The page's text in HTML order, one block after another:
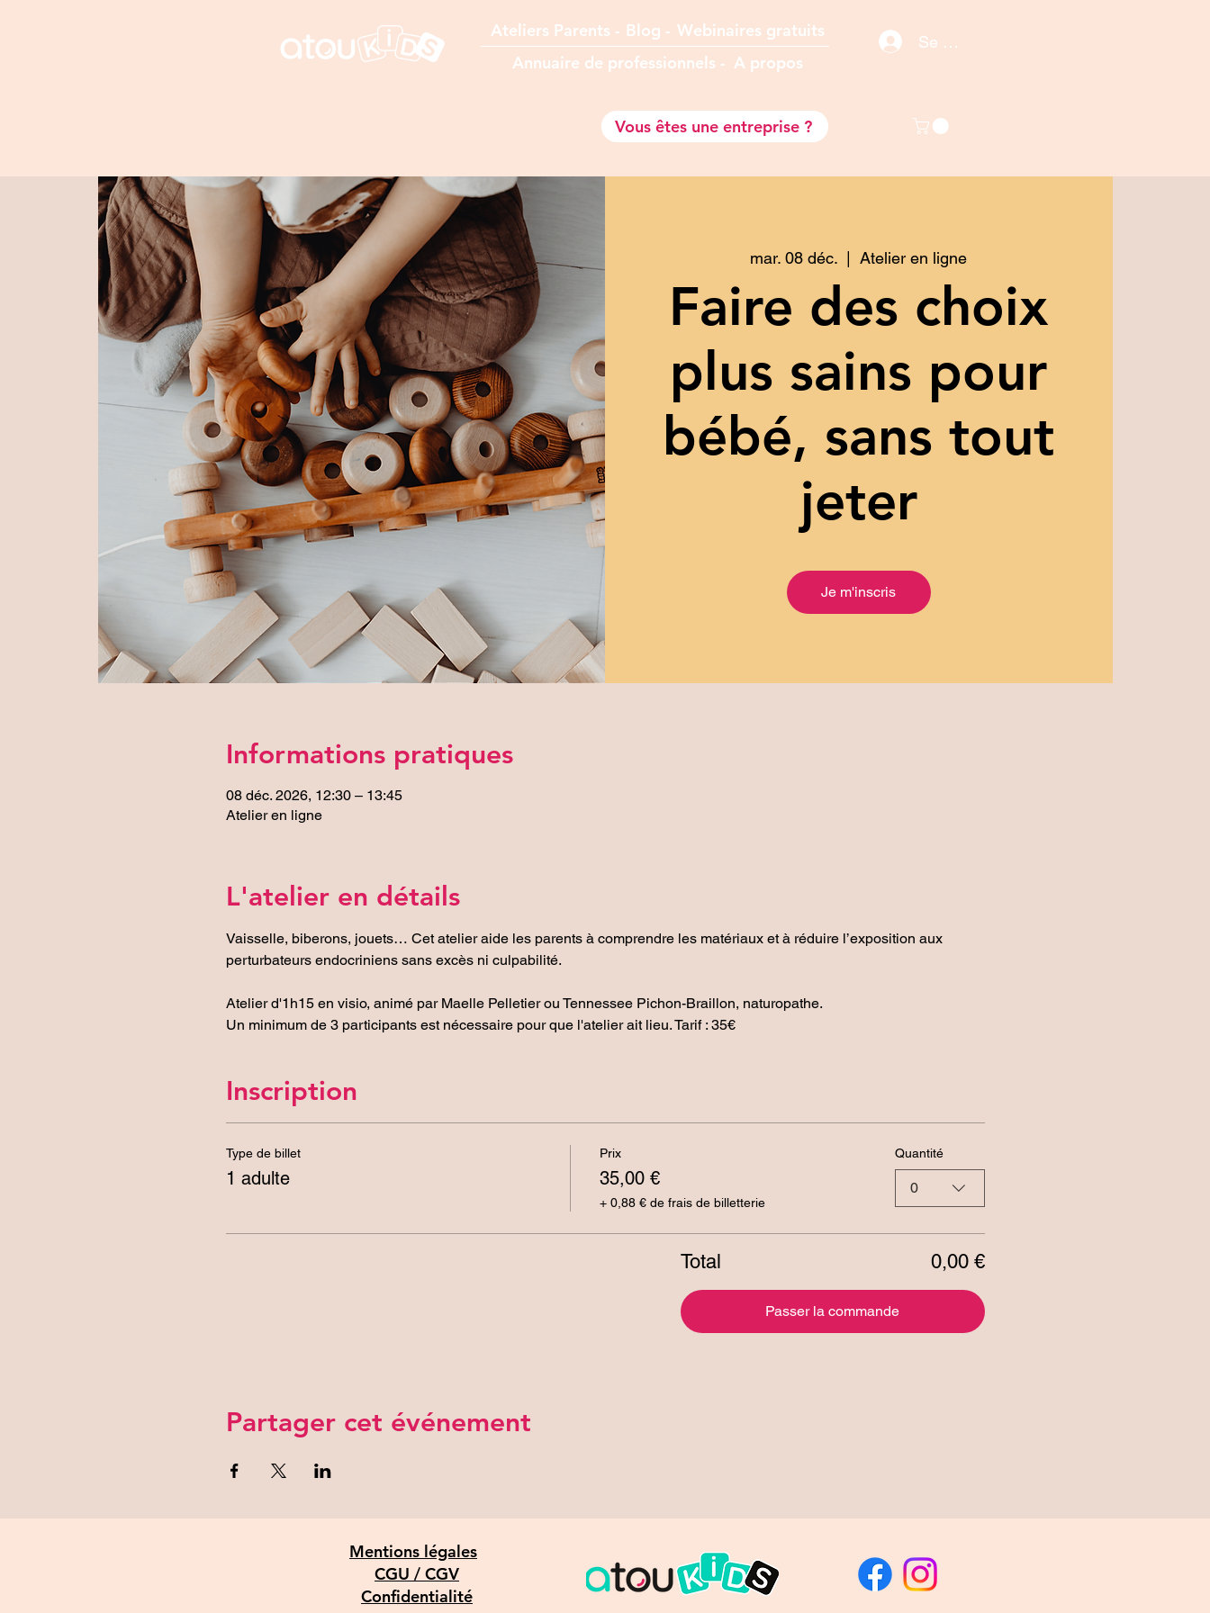
Ateliers Parents - Blog - Webinaires gratuits
Annuaire de professionnels - A propos
Se connecter / S'inscrire
Vous êtes une entreprise ?
mar. 08 déc.
  |
Atelier en ligne
Faire des choix
plus sains pour
bébé, sans tout
jeter
Je m'inscris
Informations pratiques
08 déc. 2026, 12:30 – 13:45
Atelier en ligne
L'atelier en détails
Vaisselle, biberons, jouets… Cet atelier aide les parents à comprendre les matériaux et à réduire l’exposition aux
perturbateurs endocriniens sans excès ni culpabilité.
Atelier d'1h15 en visio, animé par Maelle Pelletier ou Tennessee Pichon-Braillon, naturopathe.
Un minimum de 3 participants est nécessaire pour que l'atelier ait lieu. Tarif : 35€
Inscription
Type de billet
1 adulte
Prix
35,00 €
+ 0,88 € de frais de billetterie
Quantité
0
Total 0,00 €
Passer la commande
Partager cet événement
Mentions légales
CGU / CGV
Confidentialité